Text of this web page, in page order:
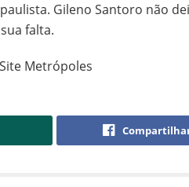
Gileno Santoro não
falta.
Metrópoles